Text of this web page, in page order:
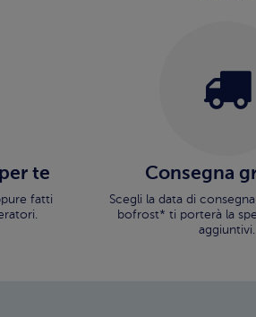
te
fatti
Consegna
Scegli la data di
bofrost* ti porterà la
aggiuntivi.